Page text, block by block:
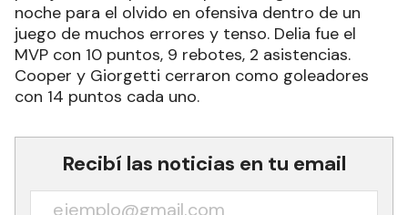
noche para el olvido en ofensiva dentro de un
juego de muchos errores y tenso. Delia fue el
MVP con 10 puntos, 9 rebotes, 2 asistencias.
Cooper y Giorgetti cerraron como goleadores
con 14 puntos cada uno.
Recibí las noticias en tu email